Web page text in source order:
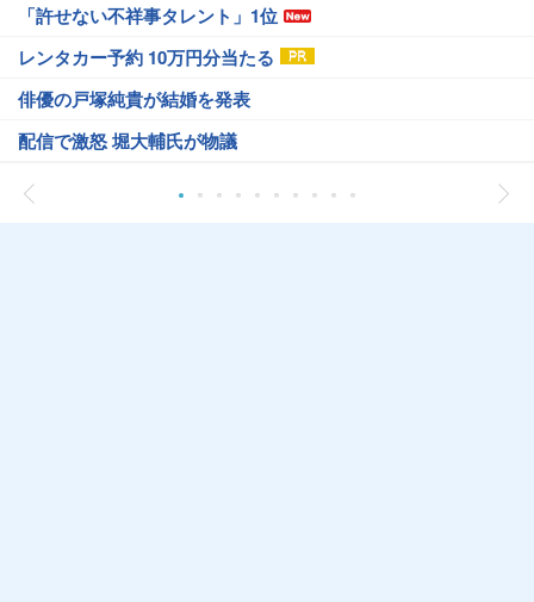
「許せない不祥事タレント」1位
レンタカー予約 10万円分当たる
俳優の戸塚純貴が結婚を発表
配信で激怒 堀大輔氏が物議